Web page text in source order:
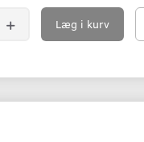
Læg i kurv